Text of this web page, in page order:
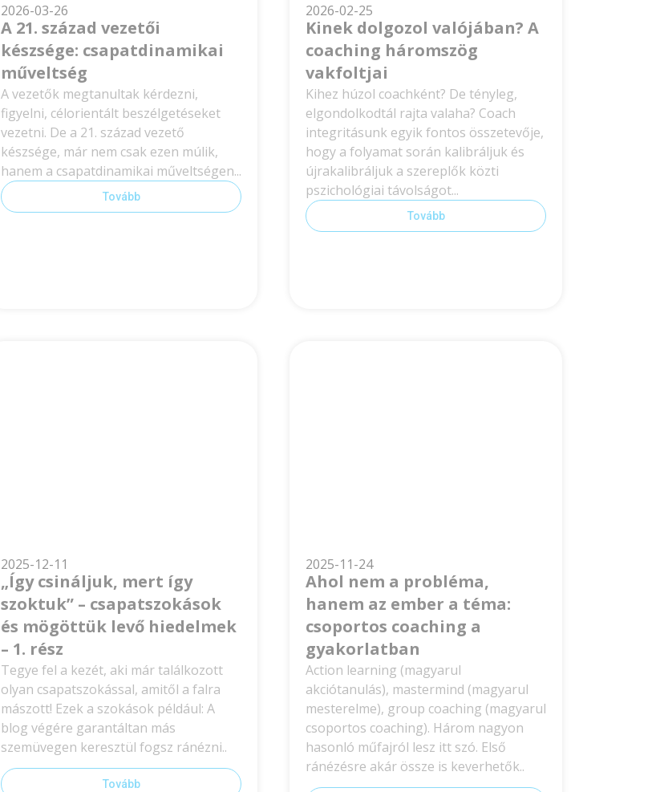
2026-03-26
A 21. század vezetői
készsége: csapatdinamikai
műveltség
A vezetők megtanultak kérdezni,
figyelni, célorientált beszélgetéseket
vezetni. De a 21. század vezető
készsége, már nem csak ezen múlik,
hanem a csapatdinamikai műveltségen...
Tovább
2026-02-25
Kinek dolgozol valójában? A
coaching háromszög
vakfoltjai
Kihez húzol coachként? De tényleg,
elgondolkodtál rajta valaha? Coach
integritásunk egyik fontos összetevője,
hogy a folyamat során kalibráljuk és
újrakalibráljuk a szereplők közti
pszichológiai távolságot...
Tovább
2025-12-11
„Így csináljuk, mert így
szoktuk” – csapatszokások
és mögöttük levő hiedelmek
– 1. rész
Tegye fel a kezét, aki már találkozott
olyan csapatszokással, amitől a falra
mászott! Ezek a szokások például: A
blog végére garantáltan más
szemüvegen keresztül fogsz ránézni..
Tovább
2025-11-24
Ahol nem a probléma,
hanem az ember a téma:
csoportos coaching a
gyakorlatban
Action learning (magyarul
akciótanulás), mastermind (magyarul
mesterelme), group coaching (magyarul
csoportos coaching). Három nagyon
hasonló műfajról lesz itt szó. Első
ránézésre akár össze is keverhetők..